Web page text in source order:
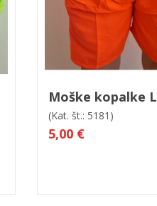
Moške kopalke L
(Kat. št.: 5181)
5,00 €